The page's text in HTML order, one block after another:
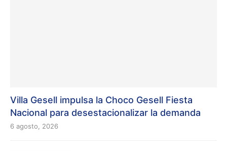
Villa Gesell impulsa la Choco Gesell Fiesta
Nacional para desestacionalizar la demanda
6 agosto, 2026